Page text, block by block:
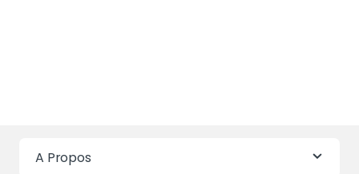
A Propos